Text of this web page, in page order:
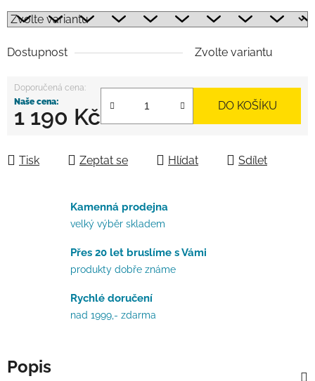
Dostupnost Zvolte variantu
1 190 Kč DO KOŠÍKU
Tisk Zeptat se Hlídat Sdílet
Kamenná prodejna
velký výběr skladem
Přes 20 let bruslíme s Vámi
produkty dobře známe
Rychlé doručení
nad 1999,- zdarma
Popis